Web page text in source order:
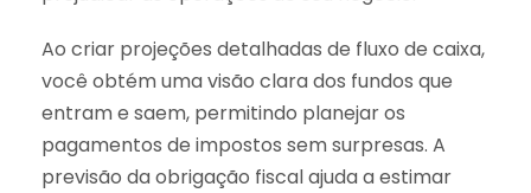
Ao criar projeções detalhadas de fluxo de caixa,
você obtém uma visão clara dos fundos que
entram e saem, permitindo planejar os
pagamentos de impostos sem surpresas. A
previsão da obrigação fiscal ajuda a estimar